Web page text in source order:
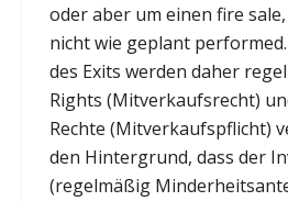
oder aber um einen fire
nicht wie geplant
des Exits werden daher
Rights (Mitverkaufsrecht)
Rechte (Mitverkaufspflicht)
den Hintergrund, dass der
(regelmäßig